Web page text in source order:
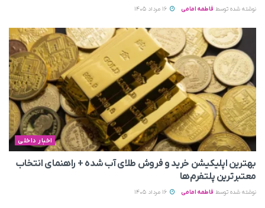
نوشته شده توسط فاطمه امامی
اخبار داخلی
بهترین اپلیکیشن خرید و فروش طلای آب شده + راهنمای انتخاب
معتبرترین پلتفرم‌ها
نوشته شده توسط فاطمه امامی